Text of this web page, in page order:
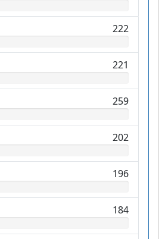
222
221
259
202
196
184